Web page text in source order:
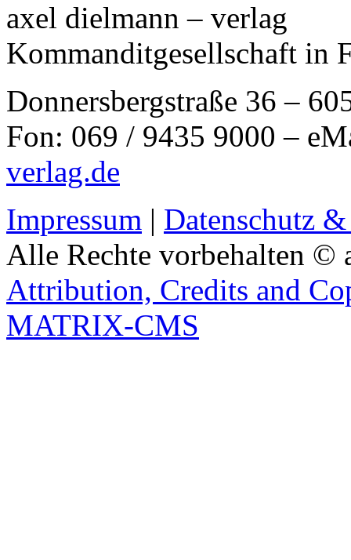
axel dielmann – verlag
Kommanditgesellschaft in
Donnersbergstraße 36 –
Fon: 069 / 9435 9000 –
verlag.de
Impressum | Datenschutz
Alle Rechte vorbehalten ©
Attribution, Credits and
MATRIX-CMS